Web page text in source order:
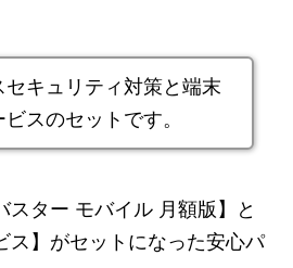
セキュリティ対策と端末
スのセットです。
スター モバイル 月額版】と
ス】がセットになった安心パ